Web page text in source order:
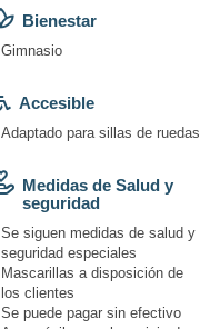
Bienestar
Gimnasio
Accesible
Adaptado para sillas de ruedas
Medidas de Salud y
seguridad
Se siguen medidas de salud y
seguridad especiales
Mascarillas a disposición de
los clientes
Se puede pagar sin efectivo